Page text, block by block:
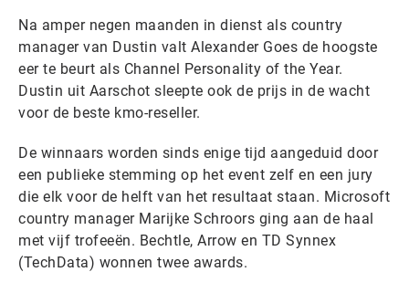
Na amper negen maanden in dienst als country
manager van Dustin valt Alexander Goes de hoogste
eer te beurt als Channel Personality of the Year.
Dustin uit Aarschot sleepte ook de prijs in de wacht
voor de beste kmo-reseller.
De winnaars worden sinds enige tijd aangeduid door
een publieke stemming op het event zelf en een jury
die elk voor de helft van het resultaat staan. Microsoft
country manager Marijke Schroors ging aan de haal
met vijf trofeeën. Bechtle, Arrow en TD Synnex
(TechData) wonnen twee awards.